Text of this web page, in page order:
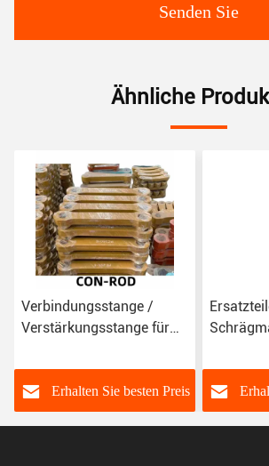
Senden Sie
Ähnliche
Verbindungsstange /
Verstärkungsstange für
Erhalten Sie besten Preis